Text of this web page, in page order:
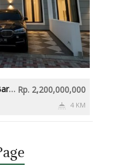
,Rumah diatas 2M,
Rp. 2,200,000,000
4 KM